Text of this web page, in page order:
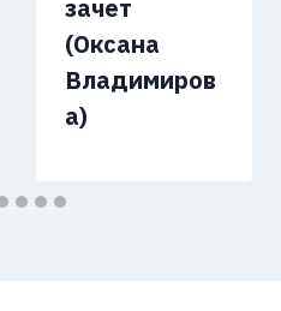
зачет
(Оксана
Владимиров
а)